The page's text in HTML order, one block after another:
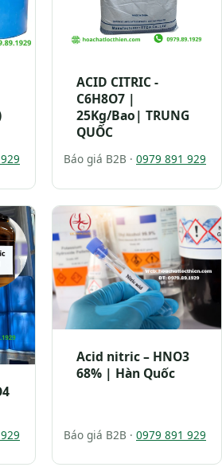
ACID CITRIC -
C6H8O7 |
25Kg/Bao| TRUNG
QUỐC
Báo giá B2B · 0979 891 929
Acid nitric – HNO3
68% | Hàn Quốc
Báo giá B2B · 0979 891 929